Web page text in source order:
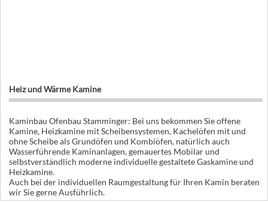
Heiz und Wärme Kamine
Kaminbau Ofenbau Stamminger: Bei uns bekommen Sie offene
Kamine, Heizkamine mit Scheibensystemen, Kachelöfen mit und
ohne Scheibe als Grundöfen und Kombiöfen, natürlich auch
Wasserführende Kaminanlagen, gemauertes Mobilar und
selbstverständlich moderne individuelle gestaltete Gaskamine und
Heizkamine.
Auch bei der individuellen Raumgestaltung für Ihren Kamin beraten
wir Sie gerne Ausführlich.